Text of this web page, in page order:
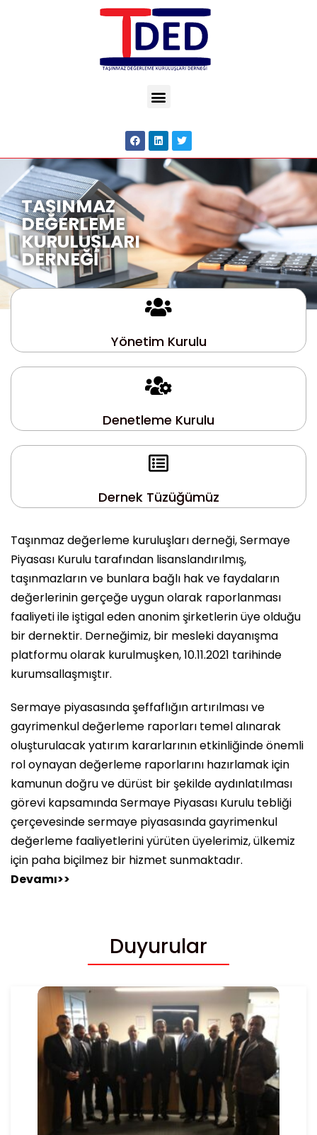
TAŞINMAZ
DEĞERLEME
KURULUŞLARI
DERNEĞİ
Yönetim Kurulu
Denetleme Kurulu
Dernek Tüzüğümüz
Taşınmaz değerleme kuruluşları derneği, Sermaye
Piyasası Kurulu tarafından lisanslandırılmış,
taşınmazların ve bunlara bağlı hak ve faydaların
değerlerinin gerçeğe uygun olarak raporlanması
faaliyeti ile iştigal eden anonim şirketlerin üye olduğu
bir dernektir. Derneğimiz, bir mesleki dayanışma
platformu olarak kurulmuşken, 10.11.2021 tarihinde
kurumsallaşmıştır.
Sermaye piyasasında şeffaflığın artırılması ve
gayrimenkul değerleme raporları temel alınarak
oluşturulacak yatırım kararlarının etkinliğinde önemli
rol oynayan değerleme raporlarını hazırlamak için
kamunun doğru ve dürüst bir şekilde aydınlatılması
görevi kapsamında Sermaye Piyasası Kurulu tebliği
çerçevesinde sermaye piyasasında gayrimenkul
değerleme faaliyetlerini yürüten üyelerimiz, ülkemiz
için paha biçilmez bir hizmet sunmaktadır.
Devamı>>
Duyurular